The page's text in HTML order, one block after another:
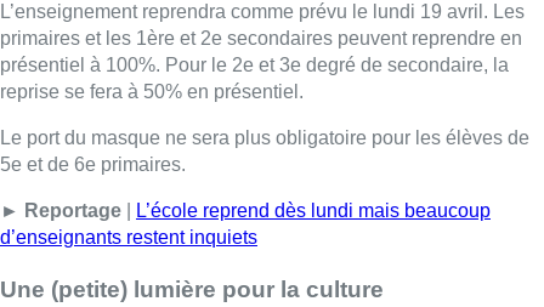
L’enseignement reprendra comme prévu le lundi 19 avril. Les
primaires et les 1ère et 2e secondaires peuvent reprendre en
présentiel à 100%. Pour le 2e et 3e degré de secondaire, la
reprise se fera à 50% en présentiel.
Le port du masque ne sera plus obligatoire pour les élèves de
5e et de 6e primaires.
► Reportage
L’école reprend dès lundi mais beaucoup
d’enseignants restent inquiets
Une (petite) lumière pour la culture